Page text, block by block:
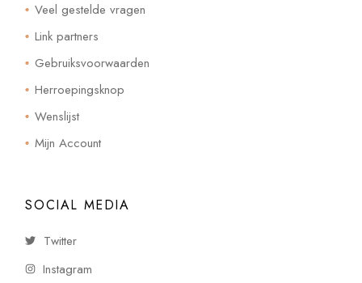
Veel gestelde vragen
Link partners
Gebruiksvoorwaarden
Herroepingsknop
Wenslijst
Mijn Account
SOCIAL MEDIA
Twitter
Instagram